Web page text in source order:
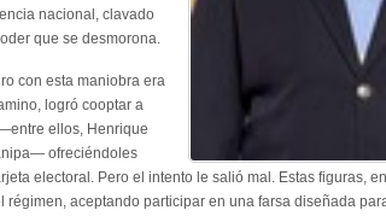
nacional, clavado
que se desmorona.
con esta maniobra era
logró cooptar a
ellos, Henrique
ofreciéndoles
electoral. Pero el intento le salió mal. Estas figuras,
aceptando participar en una farsa diseñada